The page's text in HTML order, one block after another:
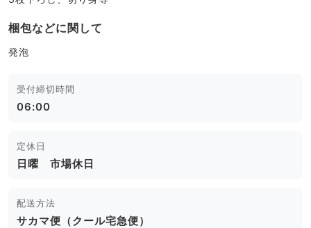
梱包などに関して
発泡
受付締切時間
06:00
定休日
日曜 市場休日
配送方法
サカマ便（クール宅急便）